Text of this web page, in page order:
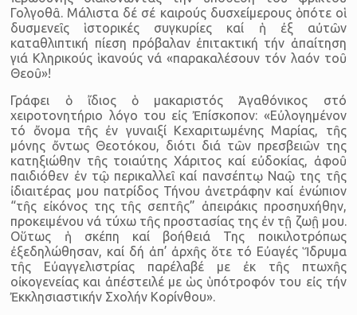
Γολγοθᾶ. Μάλιστα δέ σέ καιρούς δυσχείμερους ὁπότε οἱ
δυσμενεῖς ἱστορικές συγκυρίες καί ἡ ἐξ αὐτῶν
καταθλιπτική πίεση πρόβαλαν ἐπιτακτική τήν ἀπαίτηση
γιά Κληρικούς ἱκανούς νά «παρακαλέσουν τόν λαόν τοῦ
Θεοῦ»!
Γράφει ὁ ἴδιος ὁ μακαριστός Ἀγαθόνικος στό
χειροτονητήριο λόγο του εἰς Ἐπίσκοπον: «Εὐλογημένον
τό ὄνομα τῆς ἐν γυναιξί Κε­χαριτωμένης Μαρίας, τῆς
μόνης ὄντως Θεοτόκου, διότι διά τῶν πρε­σβειῶν της
κατηξιώθην τῆς τοιαύτης Χάριτος καί εὐδοκίας, ἀφοῦ
παιδιόθεν ἐν τῷ περικαλλεῖ καί πανσέπτῳ Ναῷ της τῆς
ἰδιαιτέρας μου πατρίδος Τήνου ἀνετράφην καί ἐνώπιον
“τῆς εἰκόνος της τῆς σεπτῆς” ἀπειράκις προσηυχήθην,
προκειμένου νά τύχω τῆς προστα­σίας της ἐν τῇ ζωῇ μου.
Οὕτως ἡ σκέπη καί βοήθειά Της ποικιλοτρό­πως
ἐξεδηλώθησαν, καί δή ἀπ’ ἀρχῆς ὅτε τό Εὐαγές Ἵδρυμα
τῆς Εὐ­αγγελιστρίας παρέλαβέ με ἐκ τῆς πτωχῆς
οἰκογενείας και ἀπέστει­λέ με ὡς ὑπότροφόν του εἰς τήν
Ἐκκλησιαστικήν Σχολήν Κορίνθου».